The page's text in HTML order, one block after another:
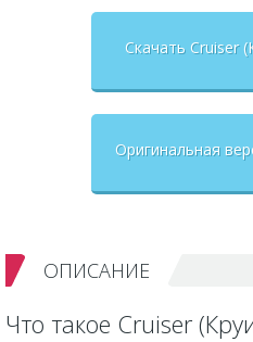
Скачать Cruiser
Оригинальная
ОПИСАНИЕ
Что такое Cruiser